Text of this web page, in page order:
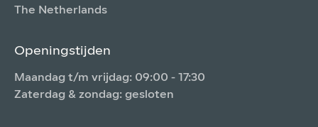
The Netherlands
Openingstijden
Maandag t/m vrijdag: 09:00 - 17:30
Zaterdag & zondag: gesloten